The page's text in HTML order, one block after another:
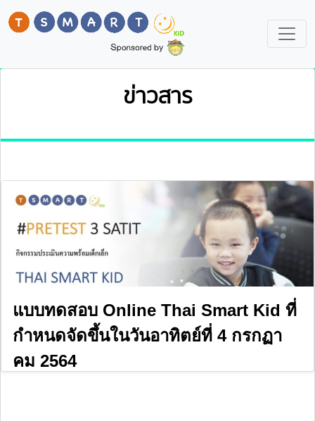
ข่าวสาร
แบบทดสอบ Online Thai Smart Kid ที่
กำหนดจัดขึ้นในวันอาทิตย์ที่ 4 กรกฏา
คม 2564